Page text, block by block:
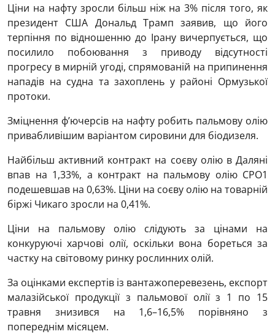
Ціни на нафту зросли більш ніж на 3% після того, як
президент США Дональд Трамп заявив, що його
терпіння по відношенню до Ірану вичерпується, що
посилило побоювання з приводу відсутності
прогресу в мирній угоді, спрямованій на припинення
нападів на судна та захоплень у районі Ормузької
протоки.
Зміцнення ф’ючерсів на нафту робить пальмову олію
привабливішим варіантом сировини для біодизеля.
Найбільш активний контракт на соєву олію в Даляні
впав на 1,33%, а контракт на пальмову олію CPO1
подешевшав на 0,63%. Ціни на соєву олію на товарній
біржі Чикаго зросли на 0,41%.
Ціни на пальмову олію слідують за цінами на
конкуруючі харчові олії, оскільки вона бореться за
частку на світовому ринку рослинних олій.
За оцінками експертів із вантажоперевезень, експорт
малазійської продукції з пальмової олії з 1 по 15
травня знизився на 1,6–16,5% порівняно з
попереднім місяцем.